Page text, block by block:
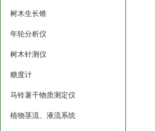
树木生长锥
年轮分析仪
树木针测仪
糖度计
马铃薯干物质测定仪
植物茎流、液流系统